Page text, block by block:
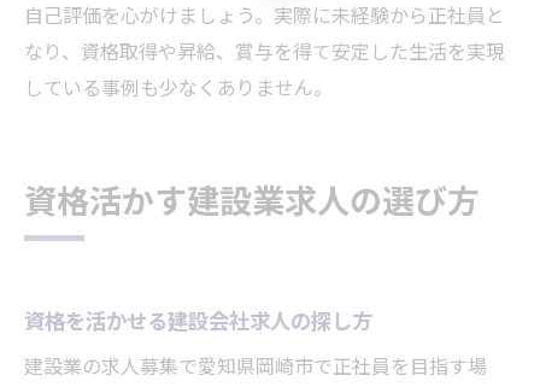
自己評価を心がけましょう。実際に未経験から正社員と
なり、資格取得や昇給、賞与を得て安定した生活を実現
している事例も少なくありません。
資格活かす建設業求人の選び方
資格を活かせる建設会社求人の探し方
建設業の求人募集で愛知県岡崎市で正社員を目指す場